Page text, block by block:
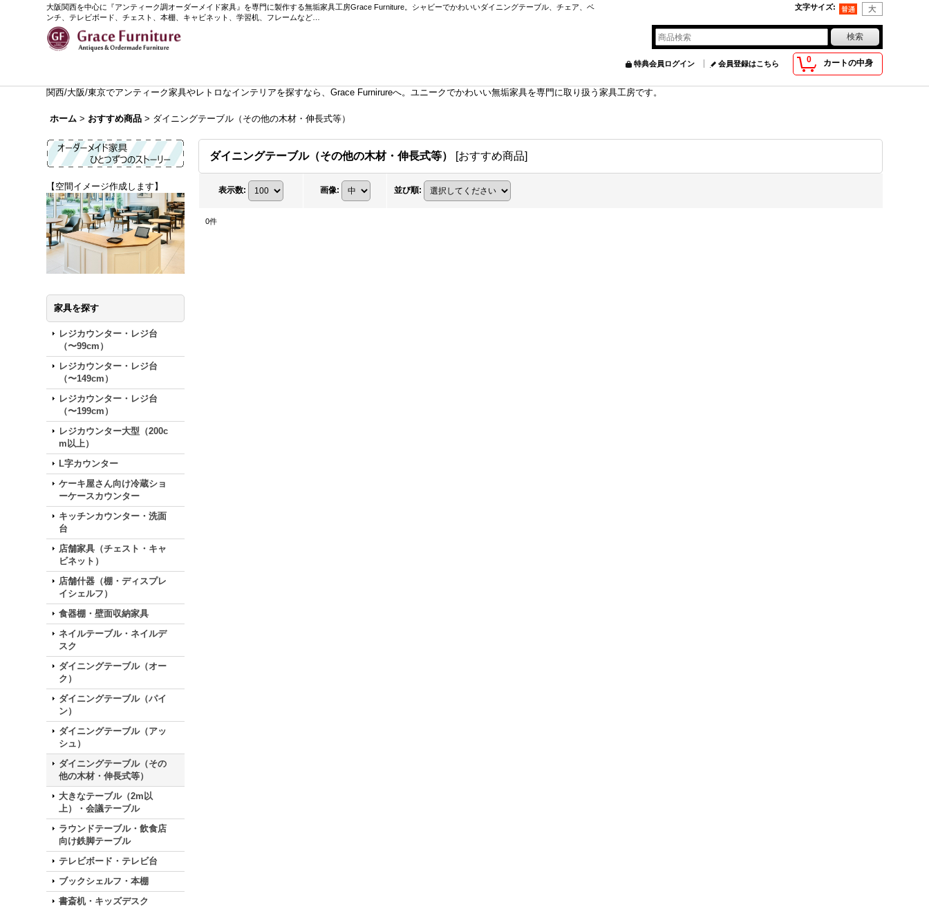
大阪関西を中心に『アンティーク調オーダーメイド家具』を専門に製作する無垢家具工房Grace Furniture。シャビーでかわいいダイニングテーブル、チェア、ベ
ンチ、テレビボード、チェスト、本棚、キャビネット、学習机、フレームなど…
文字サイズ:
0 カートの中身
特典会員ログイン 会員登録はこちら
関西/大阪/東京でアンティーク家具やレトロなインテリアを探すなら、Grace Furnirureへ。ユニークでかわいい無垢家具を専門に取り扱う家具工房です。
ホーム > おすすめ商品 > ダイニングテーブル（その他の木材・伸長式等）
【空間イメージ作成します】
家具を探す
レジカウンター・レジ台
（〜99cm）
レジカウンター・レジ台
（〜149cm）
レジカウンター・レジ台
（〜199cm）
レジカウンター大型（200c
m以上）
L字カウンター
ケーキ屋さん向け冷蔵ショ
ーケースカウンター
キッチンカウンター・洗面
台
店舗家具（チェスト・キャ
ビネット）
店舗什器（棚・ディスプレ
イシェルフ）
食器棚・壁面収納家具
ネイルテーブル・ネイルデ
スク
ダイニングテーブル（オー
ク）
ダイニングテーブル（パイ
ン）
ダイニングテーブル（アッ
シュ）
ダイニングテーブル（その
他の木材・伸長式等）
大きなテーブル（2m以
上）・会議テーブル
ラウンドテーブル・飲食店
向け鉄脚テーブル
テレビボード・テレビ台
ブックシェルフ・本棚
書斎机・キッズデスク
ダイニングテーブル（その他の木材・伸長式等） [おすすめ商品]
表示数: 画像: 並び順:
0件